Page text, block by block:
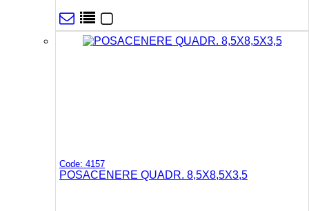
Code: 4157
POSACENERE QUADR. 8,5X8,5X3,5